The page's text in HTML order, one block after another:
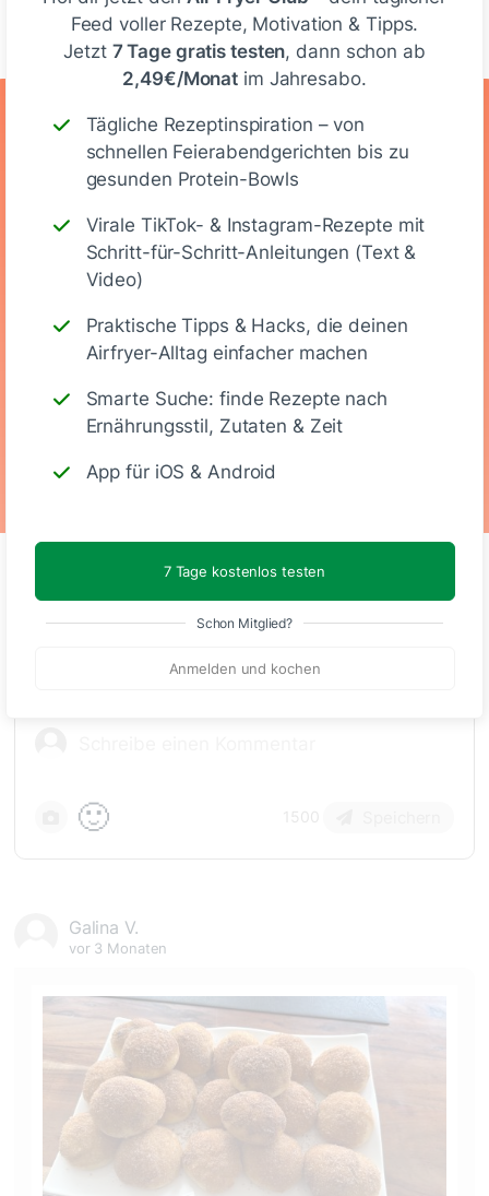
Feed voller Rezepte, Motivation & Tipps.
Jetzt 7 Tage gratis testen, dann schon ab
2,49€/Monat im Jahresabo.
Tägliche Rezeptinspiration – von
schnellen Feierabendgerichten bis zu
gesunden Protein-Bowls
Virale TikTok- & Instagram-Rezepte mit
Schritt-für-Schritt-Anleitungen (Text &
Video)
Praktische Tipps & Hacks, die deinen
Airfryer-Alltag einfacher machen
Smarte Suche: finde Rezepte nach
Ernährungsstil, Zutaten & Zeit
App für iOS & Android
7 Tage kostenlos testen
Schon Mitglied?
Anmelden und kochen
Ernährungswerte
2 g 15 g 5 g
Vegetarisch
Kommentare(2)
🙂 1500
Galina V.
vor 3 Monaten